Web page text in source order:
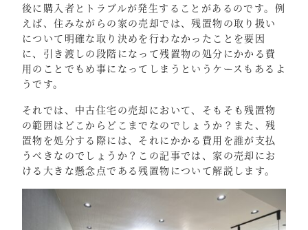
後に購入者とトラブルが発生することがあるのです。例
えば、住みながらの家の売却では、残置物の取り扱い
について明確な取り決めを行わなかったことを要因
に、引き渡しの段階になって残置物の処分にかかる費
用のことでもめ事になってしまうというケースもあるよ
うです。
それでは、中古住宅の売却において、そもそも残置物
の範囲はどこからどこまでなのでしょうか？また、残
置物を処分する際には、それにかかる費用を誰が支払
うべきなのでしょうか？この記事では、家の売却にお
ける大きな懸念点である残置物について解説します。